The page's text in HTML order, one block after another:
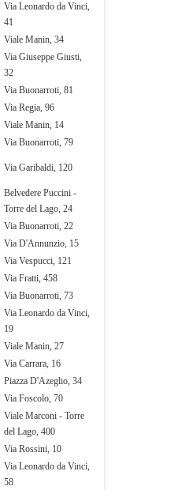
Via Leonardo da Vinci,
41
Viale Manin, 34
Via Giuseppe Giusti,
32
Via Buonarroti, 81
Via Regia, 96
Viale Manin, 14
Via Buonarroti, 79
Via Garibaldi, 120
Belvedere Puccini -
Torre del Lago, 24
Via Buonarroti, 22
Via D'Annunzio, 15
Via Vespucci, 121
Via Fratti, 458
Via Buonarroti, 73
Via Leonardo da Vinci,
19
Viale Manin, 27
Via Carrara, 16
Piazza D'Azeglio, 34
Via Foscolo, 70
Viale Marconi - Torre
del Lago, 400
Via Rossini, 10
Via Leonardo da Vinci,
58